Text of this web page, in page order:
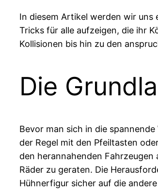
In diesem Artikel werden wir uns
Tricks für alle aufzeigen, die ihr
Kollisionen bis hin zu den
Die
Bevor man sich in die
der Regel mit den Pfeiltasten
den herannahenden
Räder zu geraten. Die
Hühnerfigur sicher auf die